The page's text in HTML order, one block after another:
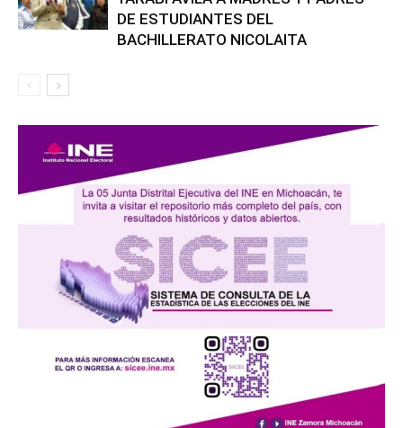
DE ESTUDIANTES DEL
BACHILLERATO NICOLAITA